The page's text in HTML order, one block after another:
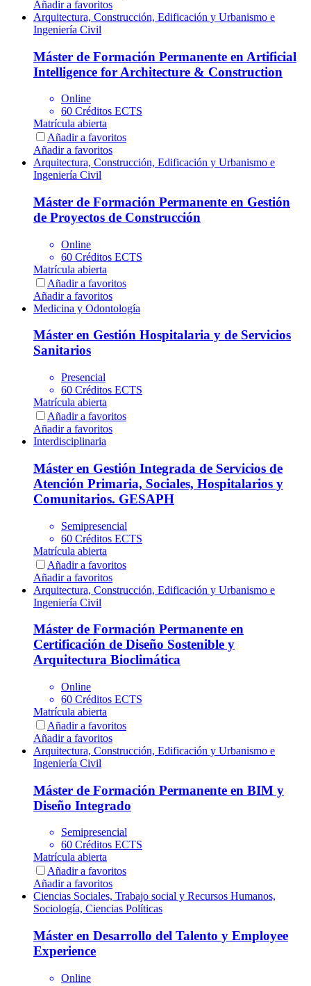
Añadir a favoritos
Arquitectura, Construcción, Edificación y Urbanismo e
Ingeniería Civil
Máster de Formación Permanente en Artificial
Intelligence for Architecture & Construction
Online
60 Créditos ECTS
Matrícula abierta
Añadir a favoritos
Añadir a favoritos
Arquitectura, Construcción, Edificación y Urbanismo e
Ingeniería Civil
Máster de Formación Permanente en Gestión
de Proyectos de Construcción
Online
60 Créditos ECTS
Matrícula abierta
Añadir a favoritos
Añadir a favoritos
Medicina y Odontología
Máster en Gestión Hospitalaria y de Servicios
Sanitarios
Presencial
60 Créditos ECTS
Matrícula abierta
Añadir a favoritos
Añadir a favoritos
Interdisciplinaria
Máster en Gestión Integrada de Servicios de
Atención Primaria, Sociales, Hospitalarios y
Comunitarios. GESAPH
Semipresencial
60 Créditos ECTS
Matrícula abierta
Añadir a favoritos
Añadir a favoritos
Arquitectura, Construcción, Edificación y Urbanismo e
Ingeniería Civil
Máster de Formación Permanente en
Certificación de Diseño Sostenible y
Arquitectura Bioclimática
Online
60 Créditos ECTS
Matrícula abierta
Añadir a favoritos
Añadir a favoritos
Arquitectura, Construcción, Edificación y Urbanismo e
Ingeniería Civil
Máster de Formación Permanente en BIM y
Diseño Integrado
Semipresencial
60 Créditos ECTS
Matrícula abierta
Añadir a favoritos
Añadir a favoritos
Ciencias Sociales, Trabajo social y Recursos Humanos,
Sociología, Ciencias Políticas
Máster en Desarrollo del Talento y Employee
Experience
Online